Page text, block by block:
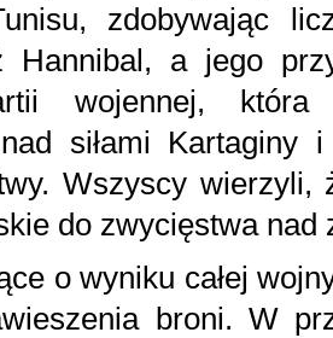
zdobywając
Hannibal, a jego
wojennej, która
siłami Kartaginy
Wszyscy wierzyli,
do zwycięstwa
o wyniku całej
broni. W